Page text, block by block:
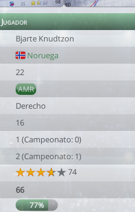
Jugador
Bjarte Knudtzon
Noruega
22
AMR
Derecho
16
1 (Campeonato: 0)
2 (Campeonato: 1)
74
66
77%